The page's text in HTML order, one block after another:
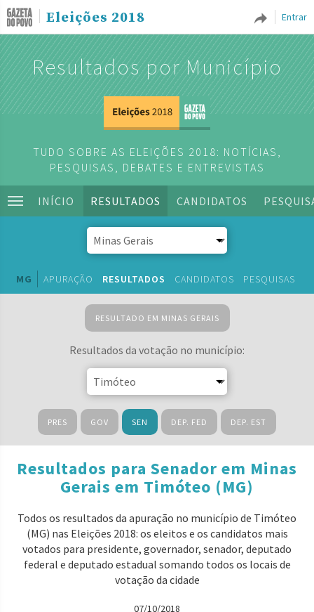
Entrar
Eleições 2018
Resultados por Município
TUDO SOBRE AS ELEIÇÕES 2018: NOTÍCIAS,
PESQUISAS, DEBATES E ENTREVISTAS
INÍCIO RESULTADOS CANDIDATOS
MG APURAÇÃO RESULTADOS CANDIDATOS PESQUISAS
RESULTADO EM MINAS GERAIS
Resultados da votação no município:
PRES GOV SEN DEP. FED DEP. EST
Resultados para Senador em Minas
Gerais em Timóteo (MG)
Todos os resultados da apuração no município de Timóteo
(MG) nas Eleições 2018: os eleitos e os candidatos mais
votados para presidente, governador, senador, deputado
federal e deputado estadual somando todos os locais de
votação da cidade
07/10/2018